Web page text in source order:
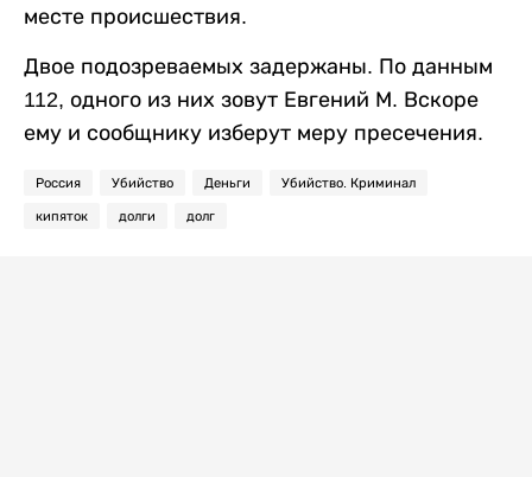
месте происшествия.
Двое подозреваемых задержаны. По данным
112, одного из них зовут Евгений М. Вскоре
ему и сообщнику изберут меру пресечения.
Россия Убийство Деньги Убийство. Криминал
кипяток долги долг